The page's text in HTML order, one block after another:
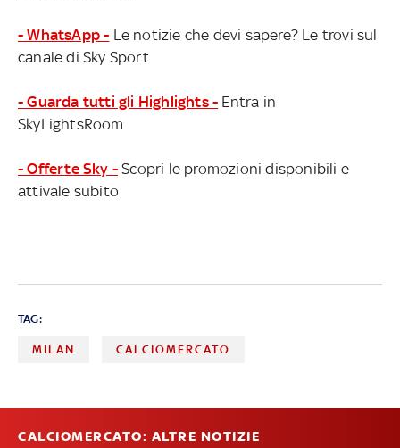
- WhatsApp - Le notizie che devi sapere? Le trovi sul
canale di Sky Sport
- Guarda tutti gli Highlights - Entra in
SkyLightsRoom
- Offerte Sky - Scopri le promozioni disponibili e
attivale subito
TAG:
MILAN CALCIOMERCATO
CALCIOMERCATO: ALTRE NOTIZIE